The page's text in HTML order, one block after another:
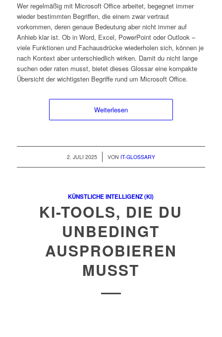
Wer regelmäßig mit Microsoft Office arbeitet, begegnet immer
wieder bestimmten Begriffen, die einem zwar vertraut
vorkommen, deren genaue Bedeutung aber nicht immer auf
Anhieb klar ist. Ob in Word, Excel, PowerPoint oder Outlook –
viele Funktionen und Fachausdrücke wiederholen sich, können je
nach Kontext aber unterschiedlich wirken. Damit du nicht lange
suchen oder raten musst, bietet dieses Glossar eine kompakte
Übersicht der wichtigsten Begriffe rund um Microsoft Office.
Weiterlesen
2. JULI 2025 VON IT-GLOSSARY
KÜNSTLICHE INTELLIGENZ (KI)
KI-TOOLS, DIE DU
UNBEDINGT
AUSPROBIEREN
MUSST